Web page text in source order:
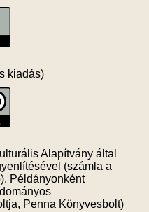
kiadás)
Alapítvány által
(számla a
Példányonként
Penna Könyvesbolt)